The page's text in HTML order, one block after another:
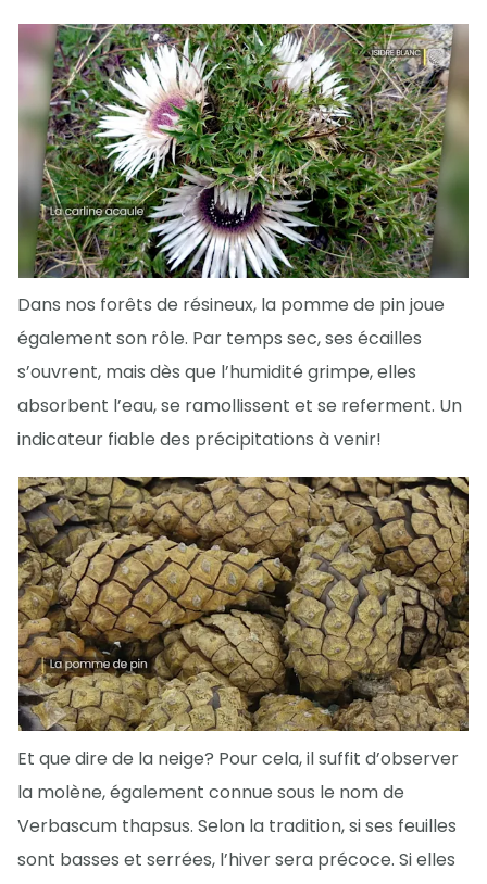
Dans nos forêts de résineux, la pomme de pin joue
également son rôle. Par temps sec, ses écailles
s’ouvrent, mais dès que l’humidité grimpe, elles
absorbent l’eau, se ramollissent et se referment. Un
indicateur fiable des précipitations à venir!
Et que dire de la neige? Pour cela, il suffit d’observer
la molène, également connue sous le nom de
Verbascum thapsus. Selon la tradition, si ses feuilles
sont basses et serrées, l’hiver sera précoce. Si elles